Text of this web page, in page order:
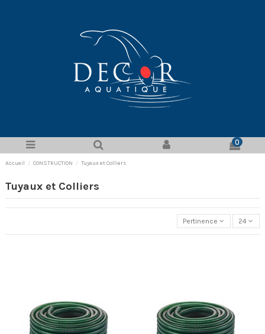
0
Accueil CONSTRUCTION Tuyaux et Colliers
Tuyaux et Colliers
Pertinence 24